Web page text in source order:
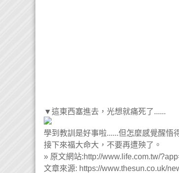
▼這東西塞進去，光想就痛死了......
學到教訓是好事啦......但怎麼感覺醒悟
接下來福大命大，不要再遭殃了。
» 原文網站:http://www.life.com.tw/
文章來源: https://www.thesun.co.uk/